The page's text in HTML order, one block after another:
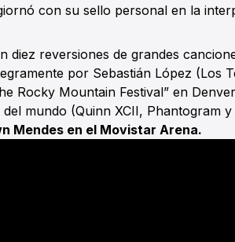
con su sello personal en la
diez reversiones de grandes
por Sebastián López (Los
Rocky Mountain Festival” en
mundo (Quinn XCII, Phantogram
Mendes en el Movistar Arena.